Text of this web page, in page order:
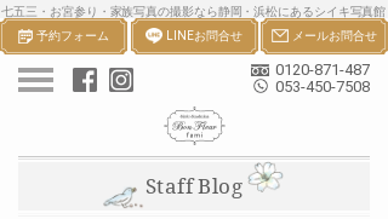
七五三・お宮参り・家族写真の撮影なら静岡・浜松にあるシイキ
ボンフルールへ。一生の宝物になる七五三・お宮参り等の家族写
0120-871-487
053-450-7508
予約フォーム LINEお問合せ メールお問合せ
Staff Blog